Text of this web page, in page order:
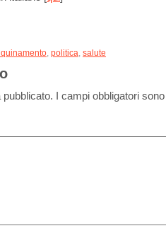
, politica, salute
pubblicato. I campi obbligatori sono